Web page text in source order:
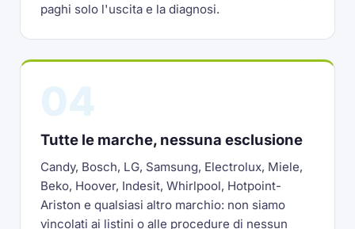
paghi solo l'uscita e la diagnosi.
Tutte le marche, nessuna esclusione
Candy, Bosch, LG, Samsung, Electrolux, Miele,
Beko, Hoover, Indesit, Whirlpool, Hotpoint-
Ariston e qualsiasi altro marchio: non siamo
vincolati ai listini o alle procedure di nessun